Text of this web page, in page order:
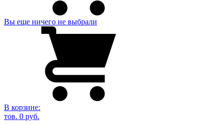
Вы еще ничего не выбрали
В корзине:
тов. 0 руб.